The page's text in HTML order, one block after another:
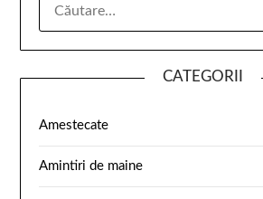
CATEGORII
Amestecate
Amintiri de maine